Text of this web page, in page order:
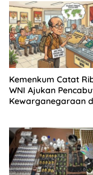
Kemenkum Catat
WNI Ajukan
Kewarganegaraan